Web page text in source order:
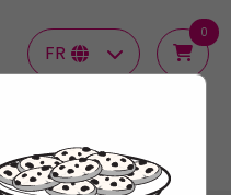
FR
0
Groupes